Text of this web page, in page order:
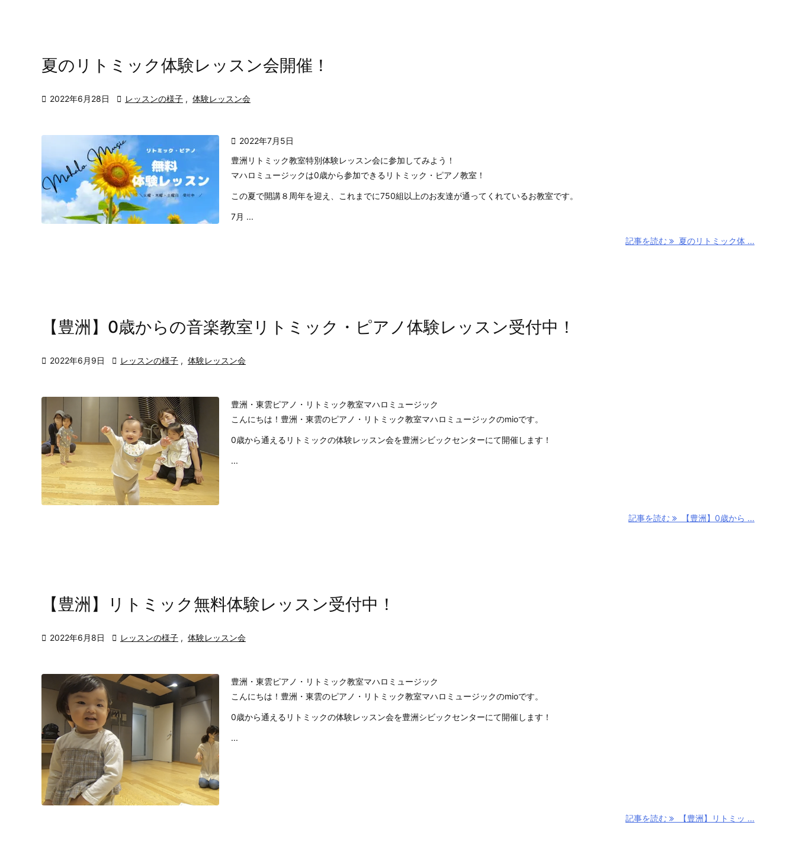
夏のリトミック体験レッスン会開催！
 2022年6月28日  レッスンの様子 , 体験レッスン会
 2022年7月5日
豊洲リトミック教室特別体験レッスン会に参加してみよう！
マハロミュージックは0歳から参加できるリトミック・ピアノ教室！
この夏で開講８周年を迎え、これまでに750組以上のお友達が通ってくれているお教室です。
7月 ...
記事を読む 夏のリトミック体 ...
【豊洲】0歳からの音楽教室リトミック・ピアノ体験レッスン受付中！
 2022年6月9日  レッスンの様子 , 体験レッスン会
豊洲・東雲ピアノ・リトミック教室マハロミュージック
こんにちは！豊洲・東雲のピアノ・リトミック教室マハロミュージックのmioです。
0歳から通えるリトミックの体験レッスン会を豊洲シビックセンターにて開催します！
...
記事を読む 【豊洲】0歳から ...
【豊洲】リトミック無料体験レッスン受付中！
 2022年6月8日  レッスンの様子 , 体験レッスン会
豊洲・東雲ピアノ・リトミック教室マハロミュージック
こんにちは！豊洲・東雲のピアノ・リトミック教室マハロミュージックのmioです。
0歳から通えるリトミックの体験レッスン会を豊洲シビックセンターにて開催します！
...
記事を読む 【豊洲】リトミッ ...